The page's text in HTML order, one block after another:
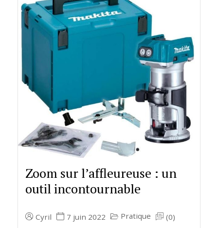
Zoom sur l’affleureuse : un
outil incontournable
Cyril 7 juin 2022 Pratique (0)